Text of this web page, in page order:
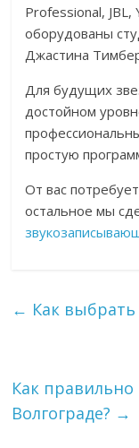
Professional, JBL,
оборудованы
Джастина
Для будущих
достойном
простую
От вас
остальное мы
← Как выбрать
Как
Волгограде? →